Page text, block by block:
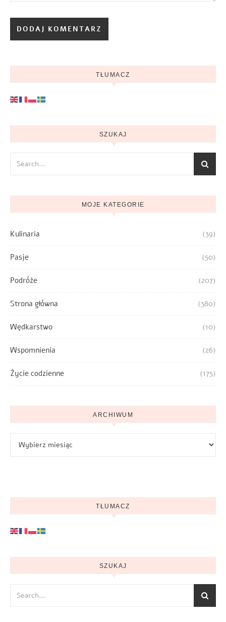
TŁUMACZ
SZUKAJ
MOJE KATEGORIE
Kulinaria (39)
Pasje (50)
Podróże (207)
Strona główna (380)
Wędkarstwo (10)
Wspomnienia (26)
Życie codzienne (175)
ARCHIWUM
TŁUMACZ
SZUKAJ